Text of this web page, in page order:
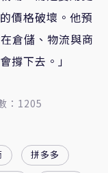
價格破壞。他預
倉儲、物流與商
撐下去。」
：1205
拼多多